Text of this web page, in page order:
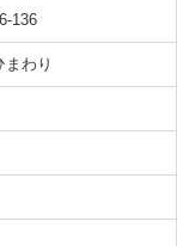
136
わり